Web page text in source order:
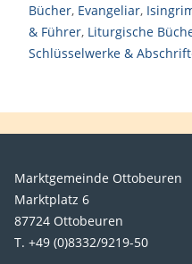
Bücher, Evangeliar,
& Führer, Liturgische
Schlüsselwerke &
Marktgemeinde Ottobeuren
Marktplatz 6
87724 Ottobeuren
T. +49 (0)8332/9219-50